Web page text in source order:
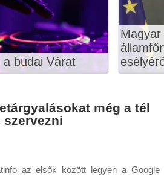
budai Várat
még a tél
szervezni
az elsők között legyen a Google